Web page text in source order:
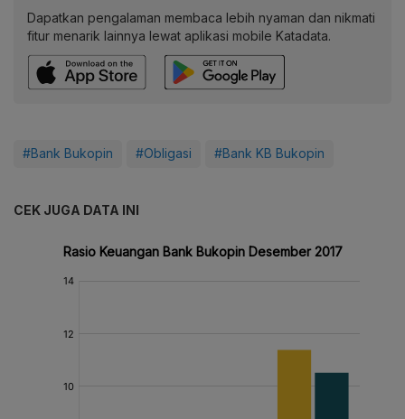
Dapatkan pengalaman membaca lebih nyaman dan nikmati
fitur menarik lainnya lewat aplikasi mobile Katadata.
#Bank Bukopin #Obligasi #Bank KB Bukopin
CEK JUGA DATA INI